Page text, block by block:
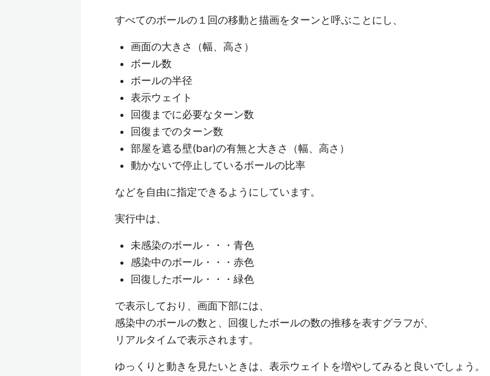
すべてのボールの１回の移動と描画をターンと呼ぶことにし、
画面の大きさ（幅、高さ）
ボール数
ボールの半径
表示ウェイト
回復までに必要なターン数
回復までのターン数
部屋を遮る壁(bar)の有無と大きさ（幅、高さ）
動かないで停止しているボールの比率
などを自由に指定できるようにしています。
実行中は、
未感染のボール・・・青色
感染中のボール・・・赤色
回復したボール・・・緑色
で表示しており、画面下部には、
感染中のボールの数と、回復したボールの数の推移を表すグラフが、
リアルタイムで表示されます。
ゆっくりと動きを見たいときは、表示ウェイトを増やしてみると良いでしょう。